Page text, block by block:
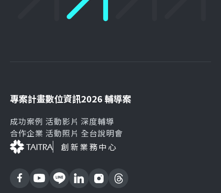
專案計畫
成功案例
合作企業
數位資訊
活動影片
活動照片
2026 輔導案
深度輔導
全台說明會
創新業務中心